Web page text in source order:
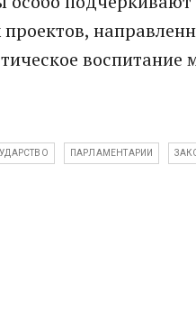
воспитание
ПАРЛАМЕНТАРИИ